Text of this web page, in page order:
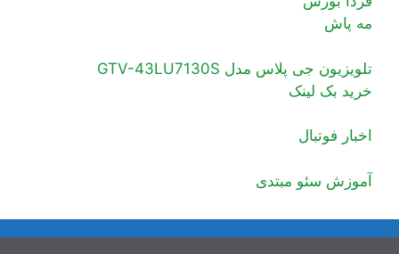
مه پاش
تلویزیون جی پلاس مدل GTV-43LU7130S
خرید بک لینک
اخبار فوتبال
آموزش سئو مبتدی